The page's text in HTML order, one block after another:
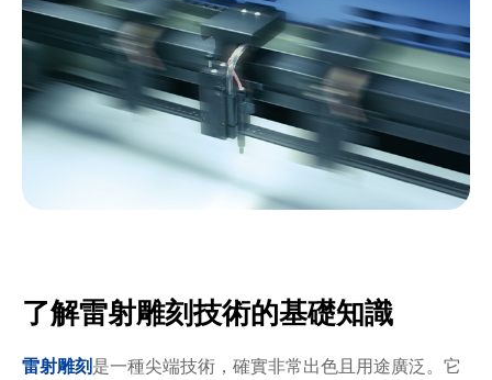
了解雷射雕刻技術的基礎知識
雷射雕刻是一種尖端技術，確實非常出色且用途廣泛。它